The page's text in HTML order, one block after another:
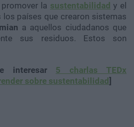
la sustentabilidad y el
los países que crearon sistemas
a aquellos ciudadanos que
sus residuos. Estos son
interesar 5 charlas TEDx
sobre sustentabilidad ]